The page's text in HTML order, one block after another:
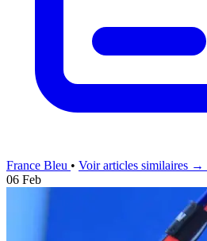
France Bleu • Voir articles similaires →
06 Feb